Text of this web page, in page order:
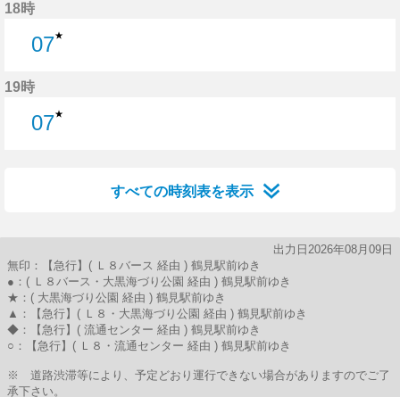
18時
07★
19時
07★
すべての時刻表を表示
出力日2026年08月09日
無印：【急行】( Ｌ８バース 経由 ) 鶴見駅前ゆき
●：( Ｌ８バース・大黒海づり公園 経由 ) 鶴見駅前ゆき
★：( 大黒海づり公園 経由 ) 鶴見駅前ゆき
▲：【急行】( Ｌ８・大黒海づり公園 経由 ) 鶴見駅前ゆき
◆：【急行】( 流通センター 経由 ) 鶴見駅前ゆき
○：【急行】( Ｌ８・流通センター 経由 ) 鶴見駅前ゆき
※ 道路渋滞等により、予定どおり運行できない場合がありますのでご了
承下さい。